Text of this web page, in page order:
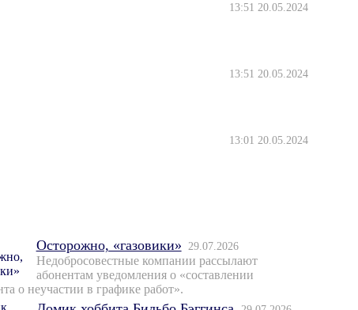
13:51 20.05.2024
13:51 20.05.2024
13:01 20.05.2024
Осторожно, «газовики» 29.07.2026
Недобросовестные компании рассылают
абонентам уведомления о «составлении
о неучастии в графике работ».